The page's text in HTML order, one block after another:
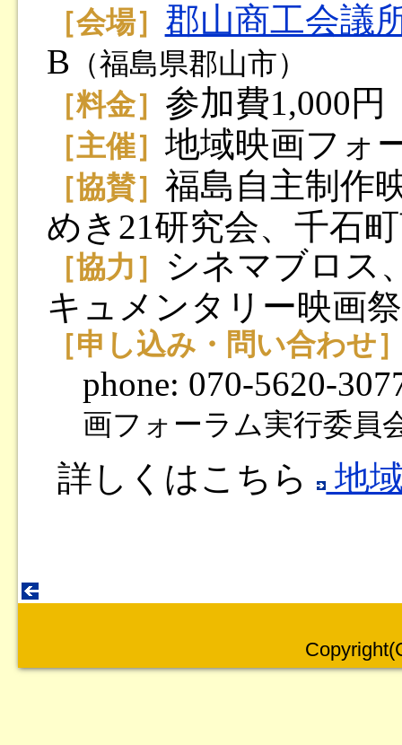
［会場］ 郡山商工会議
B （福島県郡山市）
［料金］ 参加費1,000円
［主催］ 地域映画フォ
［協賛］ 福島自主制作
めき21研究会、千石
［協力］
シネマブロス
キュメンタリー映画祭
［申し込み・問い合わせ
phone: 070-5620-
画フォーラム実行委員
詳しくはこちら 地